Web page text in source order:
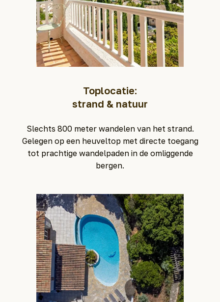
Toplocatie:
strand & natuur
Slechts 800 meter wandelen van het strand.
Gelegen op een heuveltop met directe toegang
tot prachtige wandelpaden in de omliggende
bergen.